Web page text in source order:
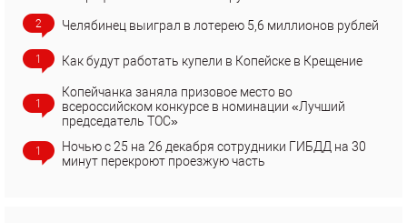
2 Челябинец выиграл в лотерею 5,6 миллионов рублей
1 Как будут работать купели в Копейске в Крещение
1
Копейчанка заняла призовое место во
всероссийском конкурсе в номинации «Лучший
председатель ТОС»
1
Ночью с 25 на 26 декабря сотрудники ГИБДД на 30
минут перекроют проезжую часть